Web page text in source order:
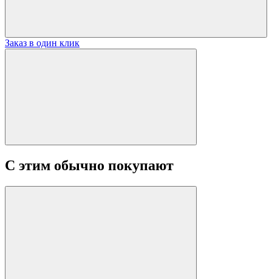
Заказ в один клик
С этим обычно покупают